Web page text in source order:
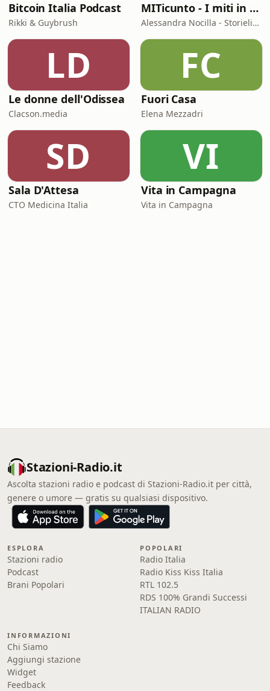
Bitcoin Italia Podcast
Rikki & Guybrush
MITicunto - I miti in prima persona
Alessandra Nocilla - Storielibere.fm
LD
Le donne dell'Odissea
Clacson.media
FC
Fuori Casa
Elena Mezzadri
SD
Sala D'Attesa
CTO Medicina Italia
VI
Vita in Campagna
Vita in Campagna
Stazioni-Radio.it
Ascolta stazioni radio e podcast di Stazioni-Radio.it per città,
genere o umore — gratis su qualsiasi dispositivo.
ESPLORA
Stazioni radio
Podcast
Brani Popolari
POPOLARI
Radio Italia
Radio Kiss Kiss Italia
RTL 102.5
RDS 100% Grandi Successi
ITALIAN RADIO
INFORMAZIONI
Chi Siamo
Aggiungi stazione
Widget
Feedback